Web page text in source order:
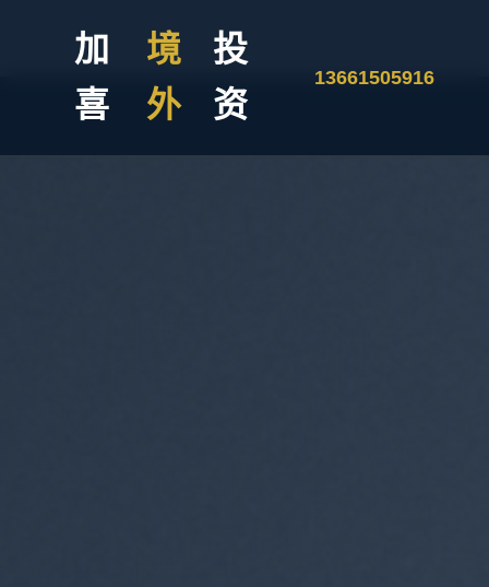
加
喜
境
外
投
资
13661505916